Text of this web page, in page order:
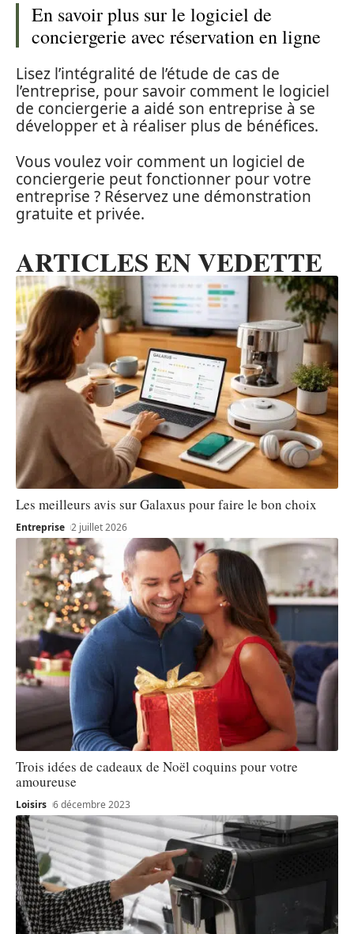
En savoir plus sur le logiciel de
conciergerie avec réservation en ligne
Lisez l’intégralité de l’étude de cas de
l’entreprise, pour savoir comment le logiciel
de conciergerie a aidé son entreprise à se
développer et à réaliser plus de bénéfices.
Vous voulez voir comment un logiciel de
conciergerie peut fonctionner pour votre
entreprise ? Réservez une démonstration
gratuite et privée.
ARTICLES EN VEDETTE
Les meilleurs avis sur Galaxus pour faire le bon choix
Entreprise 2 juillet 2026
Trois idées de cadeaux de Noël coquins pour votre
amoureuse
Loisirs 6 décembre 2023